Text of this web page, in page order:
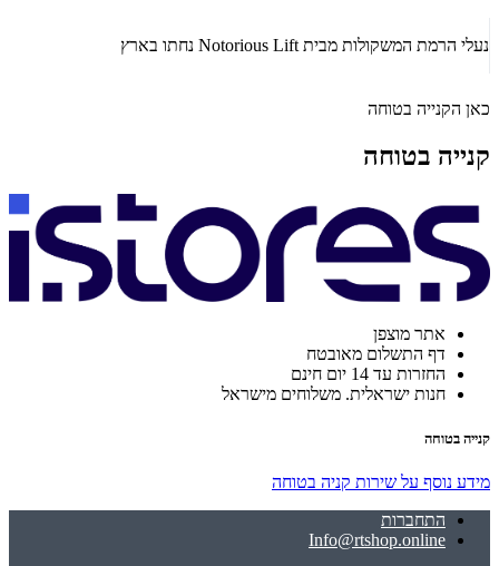
נעלי הרמת המשקולות מבית Notorious Lift נחתו בארץ
כאן הקנייה בטוחה
קנייה בטוחה
אתר מוצפן
דף התשלום מאובטח
החזרות עד 14 יום חינם
חנות ישראלית. משלוחים מישראל
קנייה בטוחה
מידע נוסף על שירות קניה בטוחה
התחברות
Info@rtshop.online